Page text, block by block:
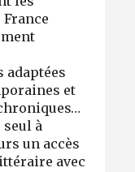
France
et
à
un accès
avec